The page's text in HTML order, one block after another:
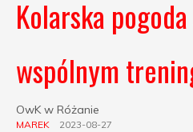
Kolarska
wspólnym
OwK w Różanie
MAREK 2023-08-27